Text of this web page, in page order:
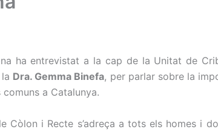
ha entrevistat a la cap de la Unitat de
Dra. Gemma Binefa, per parlar sobre la
a Catalunya.
Còlon i Recte s’adreça a tots els homes i